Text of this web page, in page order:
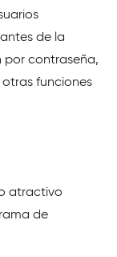
de la
por contraseña,
funciones
atractivo
de